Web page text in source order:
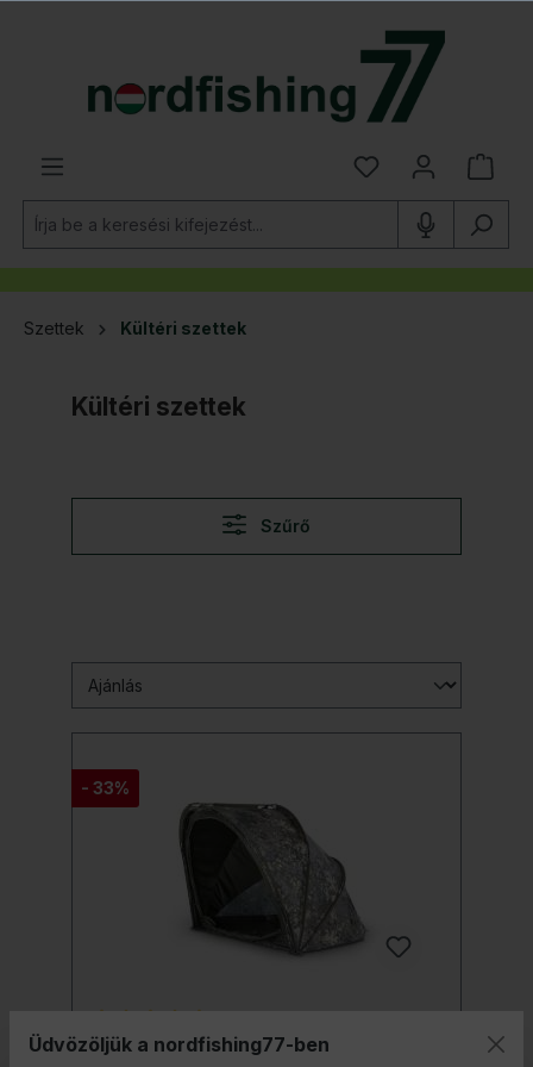
Szettek Kültéri szettek
Kültéri szettek
Szűrő
- 33%
Átlagos értékelés 5 a 5 csillagból
Üdvözöljük a nordfishing77-ben